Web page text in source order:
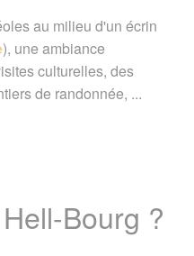
aller plus loin
Dernière
ses communes /
Bourg
au milieu d'un écrin
), une ambiance
culturelles, des
de randonnée, ...
Bourg ?